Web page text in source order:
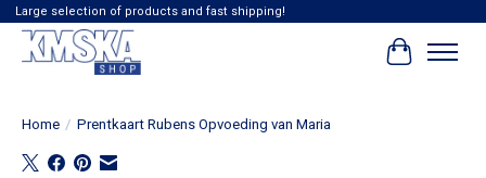
Large selection of products and fast shipping!
Home / Prentkaart Rubens Opvoeding van Maria